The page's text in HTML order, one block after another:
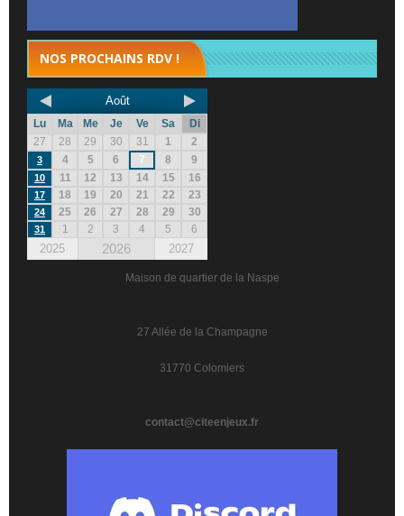
NOS PROCHAINS RDV !
Août
Lu Ma Me Je Ve Sa
Di
27
28 29 30 31 1 2
3 4 5 6 7 8 9
10 11 12 13 14 15 16
17 18 19 20 21 22 23
24 25 26 27 28 29 30
31 1 2 3 4 5 6
2025 2026 2027
Maison de quartier de la Naspe
27 Allée de la Champagne
31770 Colomiers
contact@citeenjeux.fr